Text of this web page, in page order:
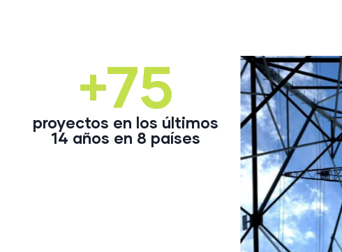
+75
proyectos en los últimos
14 años en 8 países